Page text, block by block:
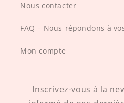
Nous contacter
FAQ – Nous répondons à
Mon compte
Inscrivez-vous à la